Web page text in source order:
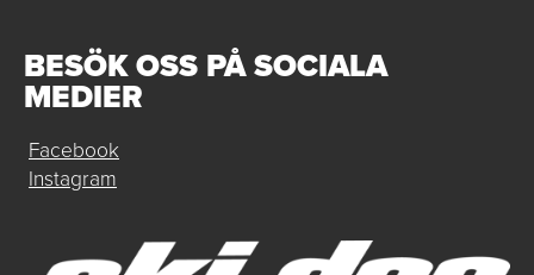
BESÖK OSS PÅ SOCIALA
MEDIER
Facebook
Instagram